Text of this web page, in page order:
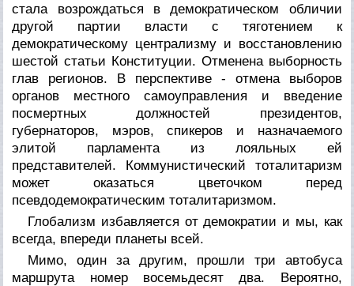
стала возрождаться в демократическом обличии
другой партии власти с тяготением к
демократическому централизму и восстановлению
шестой статьи Конституции. Отменена выборность
глав регионов. В перспективе - отмена выборов
органов местного самоуправления и введение
посмертных должностей президентов,
губернаторов, мэров, спикеров и назначаемого
элитой парламента из лояльных ей
представителей. Коммунистический тоталитаризм
может оказаться цветочком перед
псевдодемократическим тоталитаризмом.
Глобализм избавляется от демократии и мы, как
всегда, впереди планеты всей.
Мимо, один за другим, прошли три автобуса
маршрута номер восемьдесят два. Вероятно,